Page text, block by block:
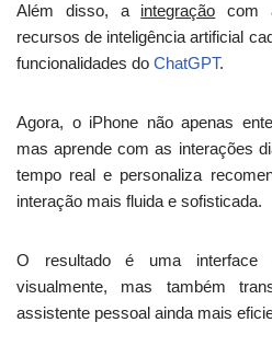
Além disso, a integração com
recursos de inteligência artificial
funcionalidades do ChatGPT.
Agora, o iPhone não apenas
mas aprende com as interações
tempo real e personaliza
interação mais fluida e sofisticada.
O resultado é uma interface
visualmente, mas também
assistente pessoal ainda mais